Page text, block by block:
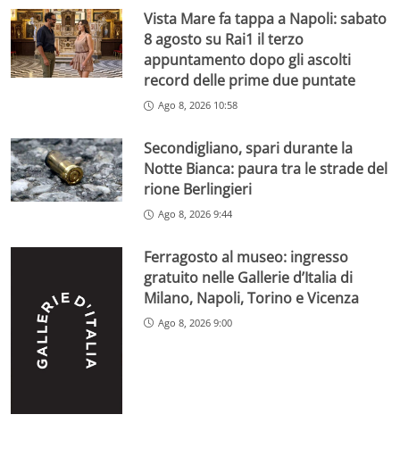
Vista Mare fa tappa a Napoli: sabato
8 agosto su Rai1 il terzo
appuntamento dopo gli ascolti
record delle prime due puntate
Ago 8, 2026 10:58
Secondigliano, spari durante la
Notte Bianca: paura tra le strade del
rione Berlingieri
Ago 8, 2026 9:44
Ferragosto al museo: ingresso
gratuito nelle Gallerie d’Italia di
Milano, Napoli, Torino e Vicenza
Ago 8, 2026 9:00